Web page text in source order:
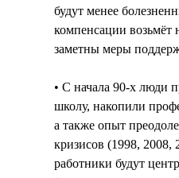
будут менее
компенсации возьмёт
заметны меры
• С начала 90-х люди
школу, накопили
а также опыт
кризисов (1998,
работники будут